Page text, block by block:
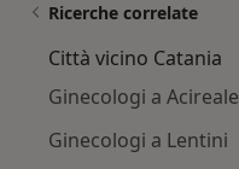
Ricerche correlate
Città vicino Catania
Ginecologi a Acireale
Ginecologi a Lentini